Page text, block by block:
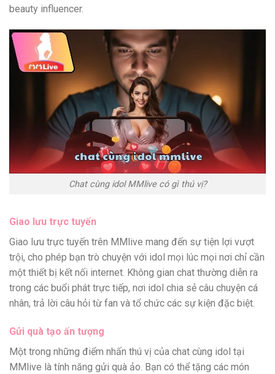
beauty influencer.
Chat cùng idol MMlive có gì thú vị?
Giao lưu trực tuyến
Giao lưu trực tuyến trên MMlive mang đến sự tiện lợi vượt
trội, cho phép bạn trò chuyện với idol mọi lúc mọi nơi chỉ cần
một thiết bị kết nối internet. Không gian chat thường diễn ra
trong các buổi phát trực tiếp, nơi idol chia sẻ câu chuyện cá
nhân, trả lời câu hỏi từ fan và tổ chức các sự kiện đặc biệt.
Gửi quà tạo ấn tượng
Một trong những điểm nhấn thú vị của chat cùng idol tại
MMlive là tính năng gửi quà ảo. Bạn có thể tặng các món